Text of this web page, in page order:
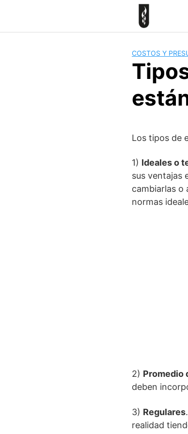
COSTOS Y
Los tipos de
1) Ideales o
sus ventajas
cambiarlas o
normas
2) Promedio
deben
3) Regulares
realidad